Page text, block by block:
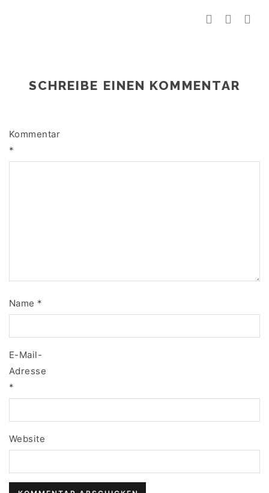
SCHREIBE EINEN KOMMENTAR
Kommentar
*
Name *
E-Mail-
Adresse
*
Website